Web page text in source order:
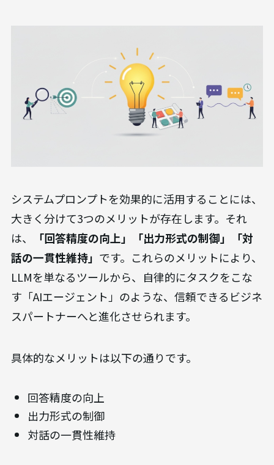
システムプロンプトを効果的に活用することには、
大きく分けて3つのメリットが存在します。それ
は、
「回答精度の向上」「出力形式の制御」「対
話の一貫性維持」 です。これらのメリットにより、
LLMを単なるツールから、自律的にタスクをこな
す「AIエージェント」のような、信頼できるビジネ
スパートナーへと進化させられます。
具体的なメリットは以下の通りです。
回答精度の向上
出力形式の制御
対話の一貫性維持